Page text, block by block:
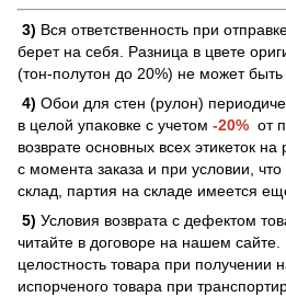
3) Вся ответственность при
берет на себя. Разница в цвете
(тон-полутон до 20%) не может быть
4) Обои для стен (рулон)
в целой упаковке с учетом -20% от
возврате основных всех этикеток
с момента заказа и при условии,
склад, партия на складе имеется
5) Условия возврата с дефектом
читайте в договоре на нашем
целостность товара при получении
испорченого товара при